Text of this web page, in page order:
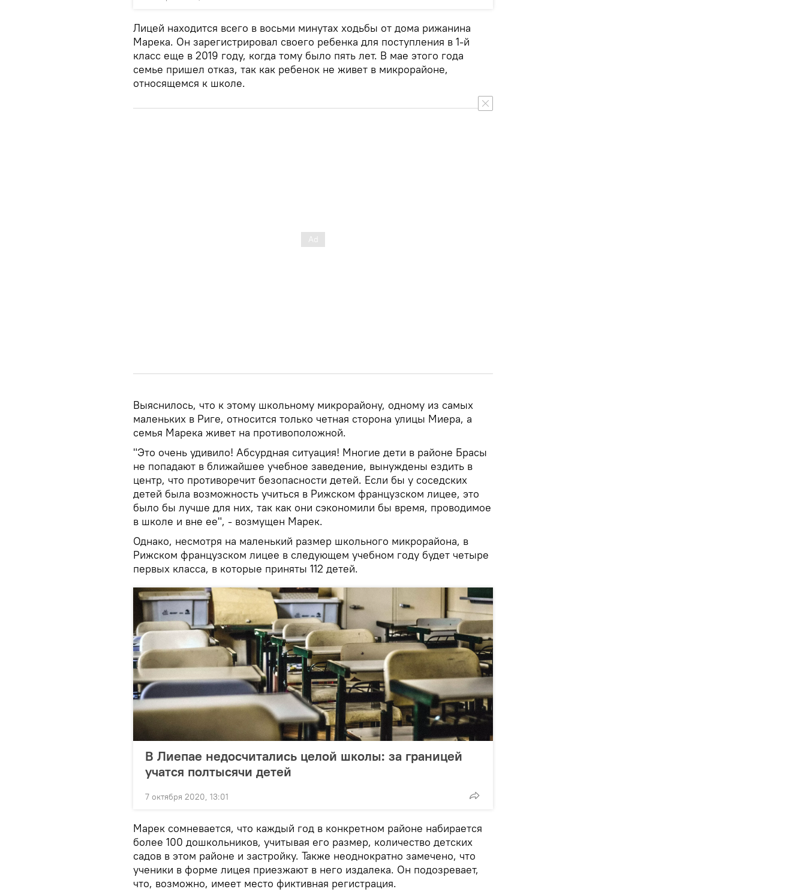
Лицей находится всего в восьми минутах ходьбы от дома рижанина
Марека. Он зарегистрировал своего ребенка для поступления в 1-й
класс еще в 2019 году, когда тому было пять лет. В мае этого года
семье пришел отказ, так как ребенок не живет в микрорайоне,
относящемся к школе.
Выяснилось, что к этому школьному микрорайону, одному из самых
маленьких в Риге, относится только четная сторона улицы Миера, а
семья Марека живет на противоположной.
"Это очень удивило! Абсурдная ситуация! Многие дети в районе Брасы
не попадают в ближайшее учебное заведение, вынуждены ездить в
центр, что противоречит безопасности детей. Если бы у соседских
детей была возможность учиться в Рижском французском лицее, это
было бы лучше для них, так как они сэкономили бы время, проводимое
в школе и вне ее", - возмущен Марек.
Однако, несмотря на маленький размер школьного микрорайона, в
Рижском французском лицее в следующем учебном году будет четыре
первых класса, в которые приняты 112 детей.
В Лиепае недосчитались целой школы: за границей
учатся полтысячи детей
7 октября 2020, 13:01
Марек сомневается, что каждый год в конкретном районе набирается
более 100 дошкольников, учитывая его размер, количество детских
садов в этом районе и застройку. Также неоднократно замечено, что
ученики в форме лицея приезжают в него издалека. Он подозревает,
что, возможно, имеет место фиктивная регистрация.